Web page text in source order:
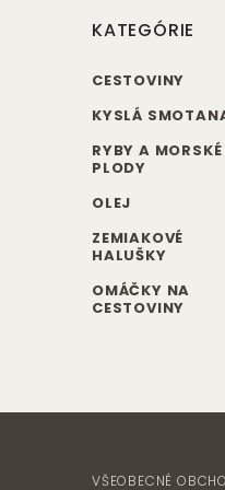
KATEGÓRIE
CESTOVINY
KYSLÁ
RYBY A MORSKÉ
PLODY
OLEJ
ZEMIAKOVÉ
HALUŠKY
OMÁČKY NA
CESTOVINY
VŠEOBECNÉ